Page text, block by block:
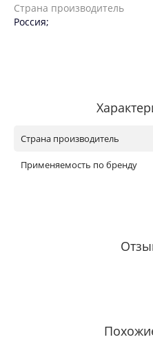
Страна производитель
Россия;
Страна производитель
Применяемость по бренду